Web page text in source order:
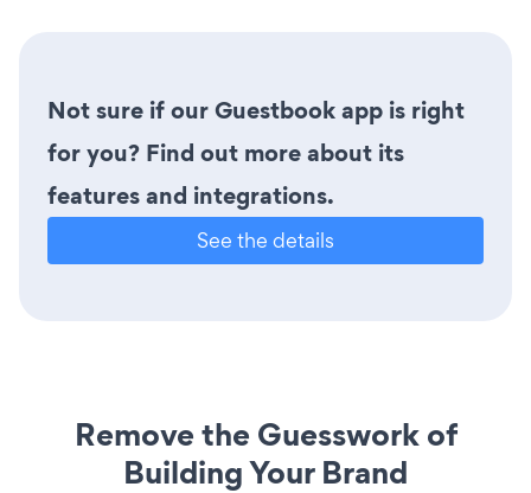
Not sure if our Guestbook app is right
for you? Find out more about its
features and integrations.
See the details
Remove the Guesswork of
Building Your Brand